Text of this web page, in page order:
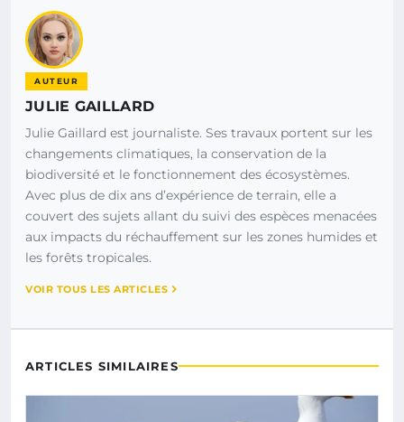
AUTEUR
JULIE GAILLARD
Julie Gaillard est journaliste. Ses travaux portent sur les
changements climatiques, la conservation de la
biodiversité et le fonctionnement des écosystèmes.
Avec plus de dix ans d’expérience de terrain, elle a
couvert des sujets allant du suivi des espèces menacées
aux impacts du réchauffement sur les zones humides et
les forêts tropicales.
VOIR TOUS LES ARTICLES
ARTICLES SIMILAIRES